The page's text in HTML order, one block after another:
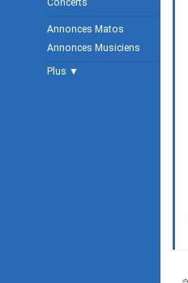
Concerts
Annonces Matos
Annonces Musiciens
Plus ▼